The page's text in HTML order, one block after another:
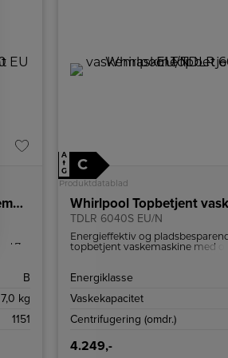
Whirlpool Topbetjent vaskemaskine EELT 7150 EU
7
samtB
7,0 kg
1151
A
↑
G
C
Produktdatablad
TDLR 6040S EU/N
Energieffektiv og
topbetjent vaskemaskine med
Energiklasse
Vaskekapacitet
Centrifugering (omdr.)
4.249,-